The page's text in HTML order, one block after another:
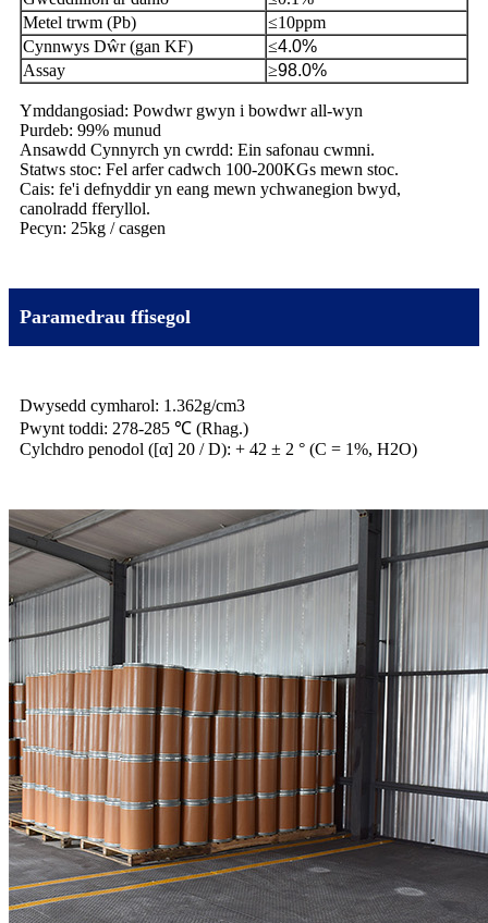
Metel trwm (Pb)
≤10ppm
Cynnwys Dŵr (gan KF)
≤4.0%
Assay
≥98.0%
Ymddangosiad: Powdwr gwyn i bowdwr all-wyn
Purdeb: 99% munud
Ansawdd Cynnyrch yn cwrdd: Ein safonau cwmni.
Statws stoc: Fel arfer cadwch 100-200KGs mewn stoc.
Cais: fe'i defnyddir yn eang mewn ychwanegion bwyd,
canolradd fferyllol.
Pecyn: 25kg / casgen
Paramedrau ffisegol
Dwysedd cymharol: 1.362g/cm3
Pwynt toddi: 278-285 ℃ (Rhag.)
Cylchdro penodol ([α] 20 / D): + 42 ± 2 ° (C = 1%, H2O)